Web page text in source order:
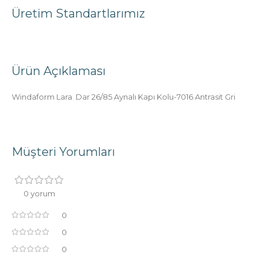
Ürün Açıklaması
Windaform Lara Dar 26/85 Aynalı Kapı Kolu-7016 Antrasit Gri
Üretim Standartlarımız
Müşteri Yorumları
0 yorum
0
0
0